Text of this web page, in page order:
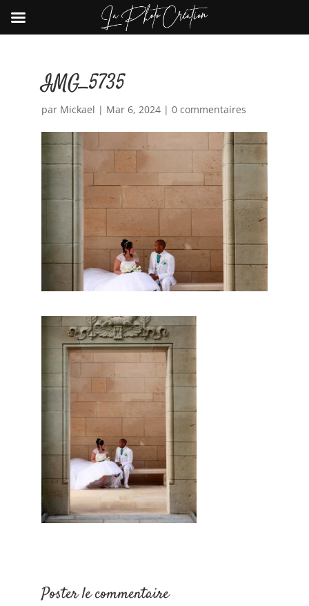
IMG_5735
par Mickael | Mar 6, 2024| 0 commentaires
Poster le commentaire